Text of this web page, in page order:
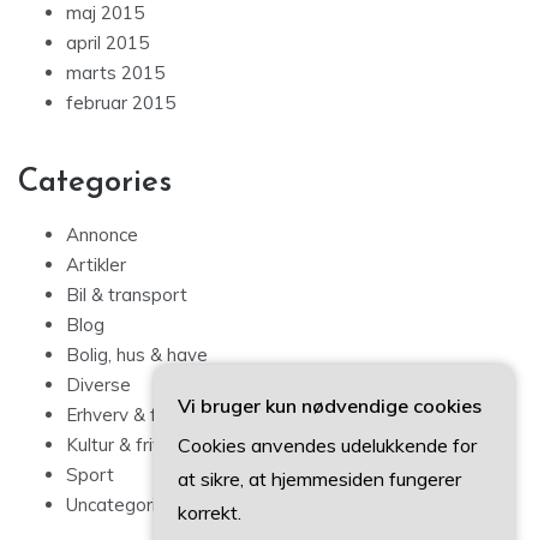
maj 2015
april 2015
marts 2015
februar 2015
Categories
Annonce
Artikler
Bil & transport
Blog
Bolig, hus & have
Diverse
Erhverv & forbrug
Kultur & fritid
Sport
Uncategorized
Vi bruger kun nødvendige cookies
Cookies anvendes udelukkende for
at sikre, at hjemmesiden fungerer
korrekt.